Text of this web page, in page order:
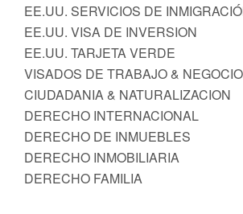
EE.UU. SERVICIOS DE
EE.UU. VISA DE INVERSION
EE.UU. TARJETA VERDE
VISADOS DE TRABAJO &
CIUDADANIA & NATURALIZACION
DERECHO INTERNACIONAL
DERECHO DE INMUEBLES
DERECHO INMOBILIARIA
DERECHO FAMILIA